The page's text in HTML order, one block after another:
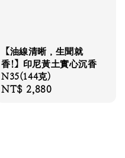
【油線清晰，生聞就
香!】印尼黃土實心沉香
N35(144克)
Regular
NT$ 2,880